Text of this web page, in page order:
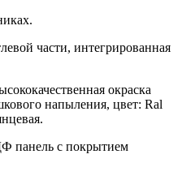
части, интегрированная
окраска
напыления, цвет: Ral
панель с покрытием